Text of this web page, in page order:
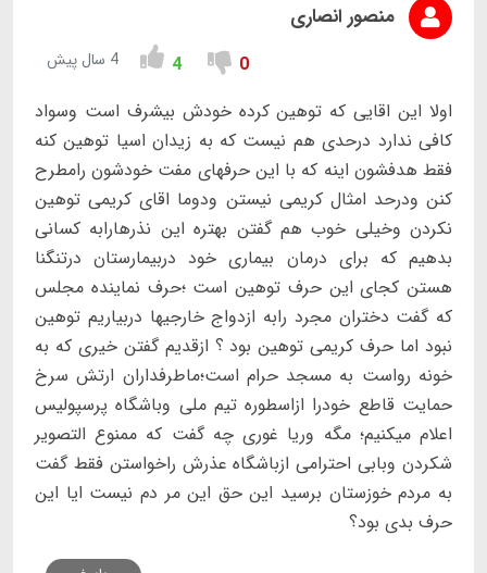
منصور انصاری
0
4 4 سال پیش
اولا این اقایی که توهین کرده خودش بیشرف است وسواد
کافی ندارد درحدی هم نیست که به زیدان اسیا توهین کنه
فقط هدفشون اینه که با این حرفهای مفت خودشون رامطرح
کنن ودرحد امثال کریمی نیستن ودوما اقای کریمی توهین
نکردن وخیلی خوب هم گفتن بهتره این نذرهارابه کسانی
بدهیم که برای درمان بیماری خود دربیمارستان درتنگنا
هستن کجای این حرف توهین است ؛حرف نماینده مجلس
که گفت دختران مجرد رابه ازدواج خارجیها دربیاریم توهین
نبود اما حرف کریمی توهین بود ؟ ازقدیم گفتن خیری که به
خونه رواست به مسجد حرام است؛ماطرفداران ارتش سرخ
حمایت قاطع خودرا ازاسطوره تیم ملی وباشگاه پرسپولیس
اعلام میکنیم؛ مگه وریا غوری چه گفت که ممنوع التصویر
شکردن وبابی احترامی ازباشگاه عذرش راخواستن فقط گفت
به مردم خوزستان برسید این حق این مر دم نیست ایا این
حرف بدی بود؟